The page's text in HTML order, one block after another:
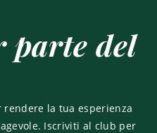
parte del
rendere la tua esperienza
Iscriviti al club per